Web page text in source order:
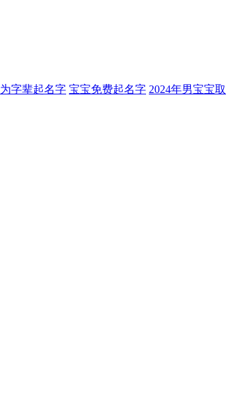
为字辈起名字 宝宝免费起名字 2024年男宝宝取